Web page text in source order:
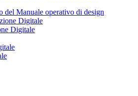
del Manuale operativo di design
Digitale